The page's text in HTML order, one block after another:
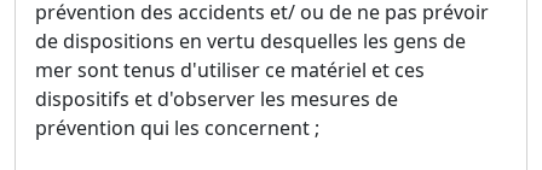
prévention des accidents et/ ou de ne pas prévoir
de dispositions en vertu desquelles les gens de
mer sont tenus d'utiliser ce matériel et ces
dispositifs et d'observer les mesures de
prévention qui les concernent ;